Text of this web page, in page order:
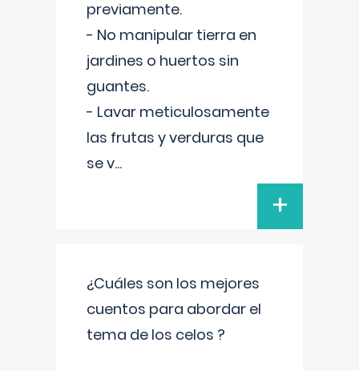
previamente.
- No manipular tierra en
jardines o huertos sin
guantes.
- Lavar meticulosamente
las frutas y verduras que
se v...
+
¿Cuáles son los mejores
cuentos para abordar el
tema de los celos ?